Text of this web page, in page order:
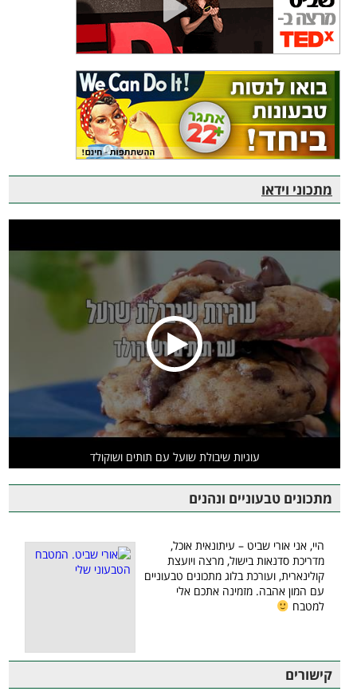
מתכוני וידאו
עוגיות שיבולת שועל עם תותים ושוקולד
מתכונים טבעוניים ונהנים
היי, אני אורי שביט – עיתונאית אוכל,
מדריכת סדנאות בישול, מרצה ויועצת
קולינארית, ועורכת בלוג מתכונים טבעוניים
עם המון אהבה. מזמינה אתכם אלי
למטבח
קישורים